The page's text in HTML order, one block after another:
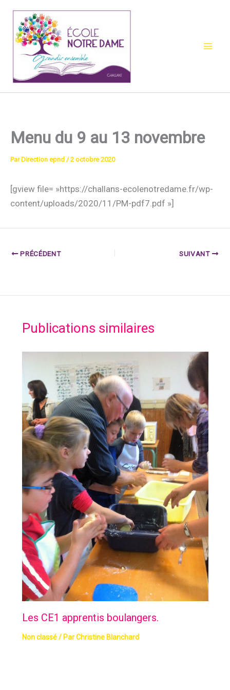
contenu
Menu du 9 au 13 novembre
Par Direction epnd /2 octobre 2020
[gview file= »https://challans-ecolenotredame.fr/wp-
content/uploads/2020/11/PM-pdf7.pdf »]
PRÉCÉDENT SUIVANT
Publications similaires
Les CE1 apprentis boulangers.
Non classé/ ParChristine Blanchard